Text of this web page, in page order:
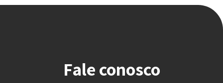
Fale conosco